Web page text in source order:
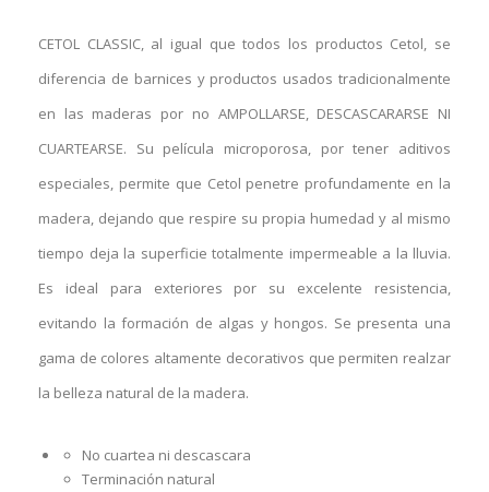
CETOL CLASSIC, al igual que todos los productos Cetol, se
diferencia de barnices y productos usados tradicionalmente
en las maderas por no AMPOLLARSE, DESCASCARARSE NI
CUARTEARSE. Su película microporosa, por tener aditivos
especiales, permite que Cetol penetre profundamente en la
madera, dejando que respire su propia humedad y al mismo
tiempo deja la superficie totalmente impermeable a la lluvia.
Es ideal para exteriores por su excelente resistencia,
evitando la formación de algas y hongos. Se presenta una
gama de colores altamente decorativos que permiten realzar
la belleza natural de la madera.
No cuartea ni descascara
Terminación natural